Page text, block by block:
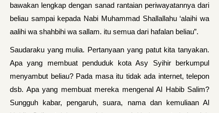
bawakan lengkap dengan sanad rantaian periwayatannya dari
beliau sampai kepada Nabi Muhammad Shallallahu ‘alaihi wa
aalihi wa shahbihi wa sallam. itu semua dari hafalan beliau”.
Saudaraku yang mulia. Pertanyaan yang patut kita tanyakan.
Apa yang membuat penduduk kota Asy Syihir berkumpul
menyambut beliau? Pada masa itu tidak ada internet, telepon
dsb. Apa yang membuat mereka mengenal Al Habib Salim?
Sungguh kabar, pengaruh, suara, nama dan kemuliaan Al